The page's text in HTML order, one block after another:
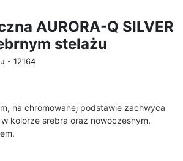
AURORA-Q SILVER
stelażu
- 12164
na chromowanej podstawie zachwyca
kolorze srebra oraz nowoczesnym,